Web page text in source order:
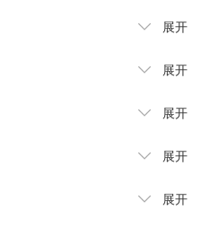
展开
展开
展开
展开
展开